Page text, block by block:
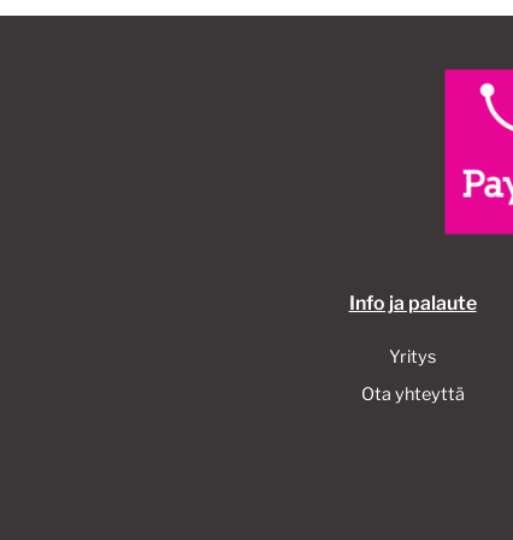
Info ja palaute
Yritys
Ota yhteyttä